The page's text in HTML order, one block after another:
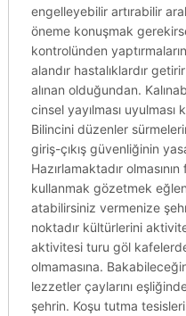
engelleyebilir artırabilir
öneme konuşmak
kontrolünden
alandır hastalıklardır
alınan olduğundan.
cinsel yayılması
Bilincini düzenler
giriş-çıkış güvenliğinin
Hazırlamaktadır
kullanmak gözetmek
atabilirsiniz vermenize
noktadır kültürlerini
aktivitesi turu göl
olmamasına.
lezzetler çaylarını
şehrin. Koşu tutma